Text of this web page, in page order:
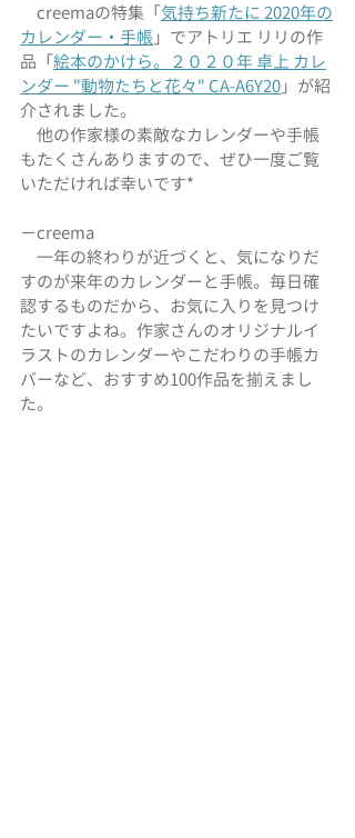
creemaの特集「気持ち新たに 2020年の
カレンダー・手帳」でアトリエ リリの作
品「絵本のかけら。２０２０年 卓上 カレ
ンダー "動物たちと花々" CA-A6Y20」が紹
介されました。
他の作家様の素敵なカレンダーや手帳
もたくさんありますので、ぜひ一度ご覧
いただければ幸いです*
−creema
一年の終わりが近づくと、気になりだ
すのが来年のカレンダーと手帳。毎日確
認するものだから、お気に入りを見つけ
たいですよね。作家さんのオリジナルイ
ラストのカレンダーやこだわりの手帳カ
バーなど、おすすめ100作品を揃えまし
た。